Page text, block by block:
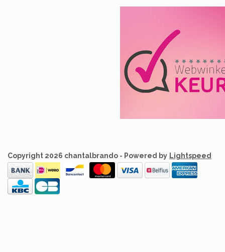
Copyright 2026 chantalbrando - Powered by Lightspeed